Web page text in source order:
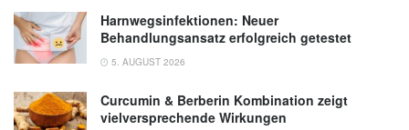
Harnwegsinfektionen: Neuer
Behandlungsansatz erfolgreich getestet
5. AUGUST 2026
Curcumin & Berberin Kombination zeigt
vielversprechende Wirkungen